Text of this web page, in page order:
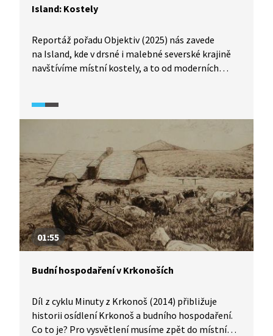
Island: Kostely
Reportáž pořadu Objektiv (2025) nás zavede
na Island, kde v drsné i malebné severské krajině
navštívíme místní kostely, a to od moderních
pohledy na krásnou islandskou přírodu, která tvoří
navštívíme i skanzen, kde uvidíme, jak se
na Islandu dříve žilo.
01:55
Budní hospodaření v Krkonoších
Díl z cyklu Minuty z Krkonoš (2014) přibližuje
historii osídlení Krkonoš a budního hospodaření.
Co to je? Pro vysvětlení musíme zpět do místní